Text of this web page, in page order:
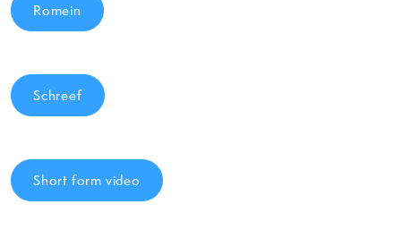
Romein
Schreef
Short form video